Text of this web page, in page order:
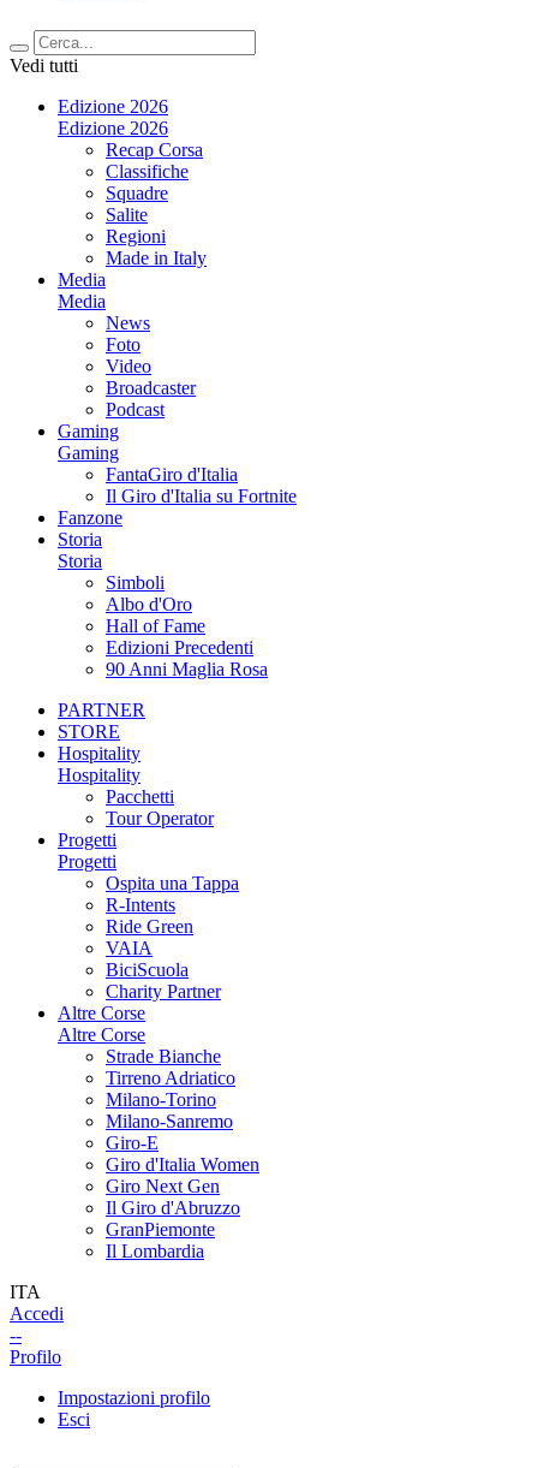
Vedi tutti
Edizione 2026
Edizione 2026
Recap Corsa
Classifiche
Squadre
Salite
Regioni
Made in Italy
Media
Media
News
Foto
Video
Broadcaster
Podcast
Gaming
Gaming
FantaGiro d'Italia
Il Giro d'Italia su Fortnite
Fanzone
Storia
Storia
Simboli
Albo d'Oro
Hall of Fame
Edizioni Precedenti
90 Anni Maglia Rosa
PARTNER
STORE
Hospitality
Hospitality
Pacchetti
Tour Operator
Progetti
Progetti
Ospita una Tappa
R-Intents
Ride Green
VAIA
BiciScuola
Charity Partner
Altre Corse
Altre Corse
Strade Bianche
Tirreno Adriatico
Milano-Torino
Milano-Sanremo
Giro-E
Giro d'Italia Women
Giro Next Gen
Il Giro d'Abruzzo
GranPiemonte
Il Lombardia
ITA
Accedi
--
Profilo
Impostazioni profilo
Esci